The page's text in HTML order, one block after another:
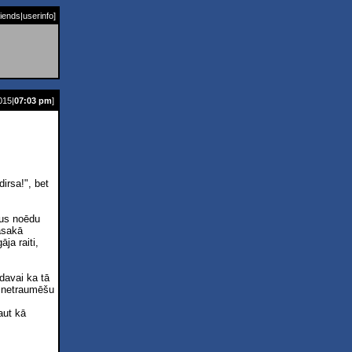
|userinfo]
07:03 pm]
bet
noēdu
raiti,
ka tā
kā